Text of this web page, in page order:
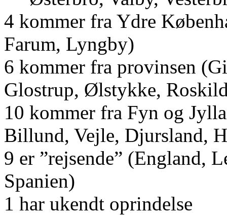
4 kommer fra Ydre
Farum, Lyngby)
6 kommer fra provinsen
Glostrup, Ølstykke,
10 kommer fra Fyn og
Billund, Vejle, Djursland,
9 er ”rejsende” (England,
Spanien)
1 har ukendt oprindelse